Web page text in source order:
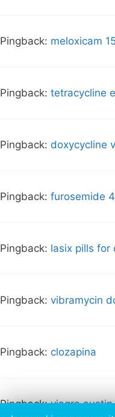
Pingback: meloxicam
Pingback: tetracycline
Pingback: doxycycline
Pingback: furosemide
Pingback: lasix pills for
Pingback: vibramycin
Pingback: clozapina
Pingback:viagra austin